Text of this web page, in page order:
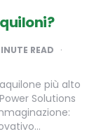
READ
più alto
Solutions